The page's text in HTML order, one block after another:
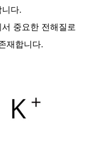
다.
중요한 전해질로
재합니다.